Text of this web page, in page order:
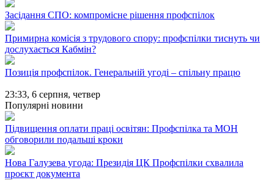
Засідання СПО: компромісне рішення профспілок
Примирна комісія з трудового спору: профспілки тиснуть чи
дослухається Кабмін?
Позиція профспілок. Генеральній угоді – спільну працю
23:33, 6 серпня, четвер
Популярні новини
Підвищення оплати праці освітян: Профспілка та МОН
обговорили подальші кроки
Нова Галузева угода: Президія ЦК Профспілки схвалила
проєкт документа